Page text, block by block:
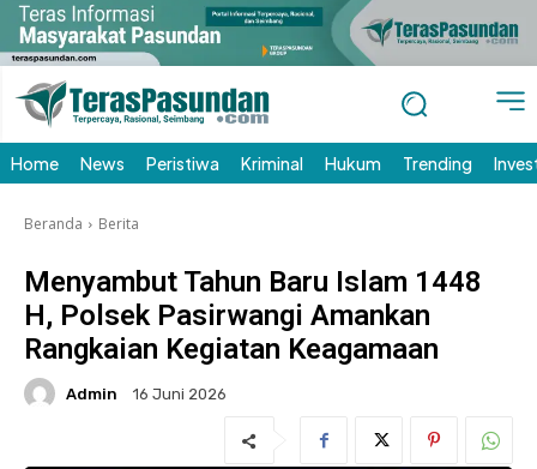
Home News Peristiwa Kriminal Hukum Trending
Beranda Berita
Menyambut Tahun Baru Islam 1448
H, Polsek Pasirwangi Amankan
Rangkaian Kegiatan Keagamaan
Admin 16 Juni 2026